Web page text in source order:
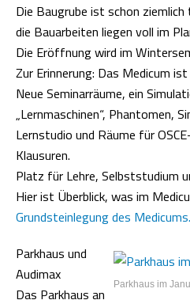
Die Baugrube ist schon
die Bauarbeiten liegen voll im
Die Eröffnung wird im
Zur Erinnerung: Das Medicum
Neue Seminarräume, ein
„Lernmaschinen“, Phantomen,
Lernstudio und Räume für
Klausuren.
Platz für Lehre, Selbststudium
Hier ist Überblick, was im
Grundsteinlegung des Medicums.
Parkhaus im
Parkhaus und
Audimax
Das Parkhaus an